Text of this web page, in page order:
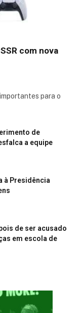
com nova
para o
de
a equipe
à Presidência
de ser acusado
em escola de